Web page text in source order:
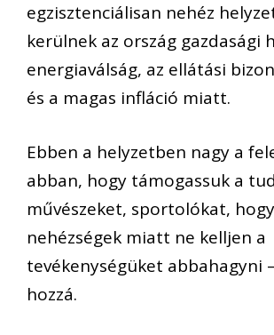
egzisztenciálisan nehéz
kerülnek az ország gazdasági
energiaválság, az ellátási
és a magas infláció miatt.
Ebben a helyzetben nagy a
abban, hogy támogassuk a
művészeket, sportolókat,
nehézségek miatt ne kelljen a
tevékenységüket abbahagyni
hozzá.